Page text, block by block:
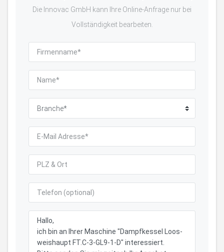
Die Innovac GmbH kann Ihre Online-Anfrage nur bei
Vollständigkeit bearbeiten.